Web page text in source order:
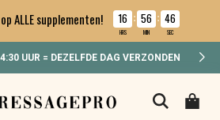
ALLE supplementen! 16 : 56 : 46
HRS MIN SEC
UUR = DEZELFDE DAG VERZONDEN